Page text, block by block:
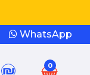
WhatsApp
0